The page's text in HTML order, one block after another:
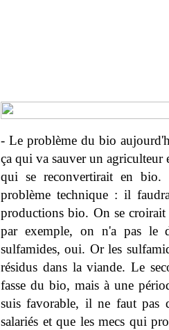
- Le problème du bio
ça qui va sauver un
qui se reconvertirait en
problème technique : il
productions bio. On se
par exemple, on n'a pas le
sulfamides, oui. Or les
résidus dans la viande. Le
fasse du bio, mais à une
suis favorable, il ne faut pas
salariés et que les mecs qui